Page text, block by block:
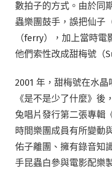
數拍子的方式。由於同
蟲樂團鼓手，誤把仙子
（ferry），加上當時電
他們索性改成甜梅號（
2001 年，甜梅號在水
《是不是少了什麼》後
兔唱片發行第二張專輯
時間樂團成員有所變動
佑子離團、擁有錄音知
手昆蟲白參與電影配樂